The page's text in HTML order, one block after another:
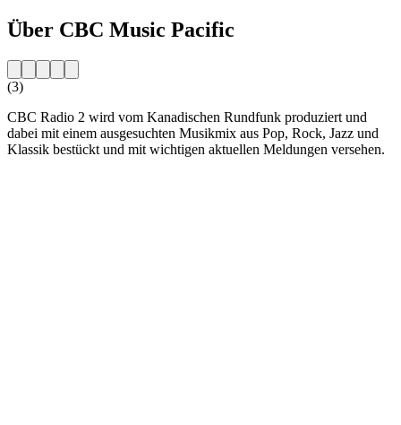
Über CBC Music Pacific
(3)
CBC Radio 2 wird vom Kanadischen Rundfunk produziert und
dabei mit einem ausgesuchten Musikmix aus Pop, Rock, Jazz und
Klassik bestückt und mit wichtigen aktuellen Meldungen versehen.